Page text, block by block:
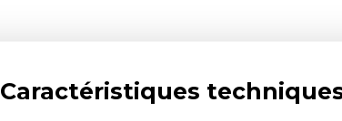
Caractéristiques